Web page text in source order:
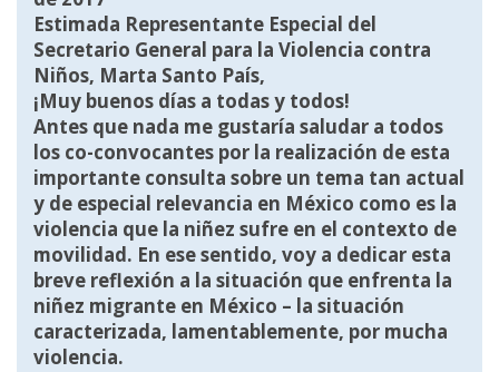
Estimada Representante Especial del
Secretario General para la Violencia contra
Niños, Marta Santo País,
¡Muy buenos días a todas y todos!
Antes que nada me gustaría saludar a todos
los co-convocantes por la realización de esta
importante consulta sobre un tema tan actual
y de especial relevancia en México como es la
violencia que la niñez sufre en el contexto de
movilidad. En ese sentido, voy a dedicar esta
breve reflexión a la situación que enfrenta la
niñez migrante en México – la situación
caracterizada, lamentablemente, por mucha
violencia.